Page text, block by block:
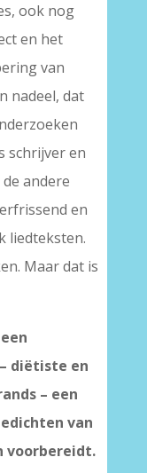
ook nog
en het
van
nadeel, dat
schrijver en
andere
en
liedteksten.
Maar dat is
diëtiste en
– een
van
voorbereidt.